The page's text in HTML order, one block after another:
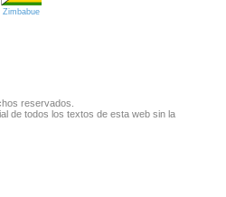
Zimbabue
reservados.
de todos los textos de esta web sin la